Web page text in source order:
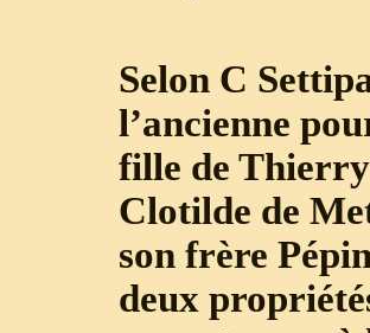
Selon C
l’ancienne
fille de
Clotilde de
son frère
deux